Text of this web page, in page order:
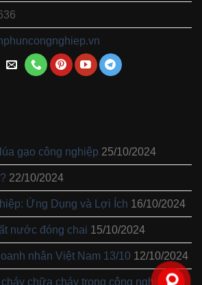
gạo công nghiệp 25/10/2024
22/10/2024
Ứng Dụng và Lợi Ích 16/10/2024
nước đóng chai 15/10/2024
nhân Việt Nam 13/10 12/10/2024
chữa cháy trong công nghiệp